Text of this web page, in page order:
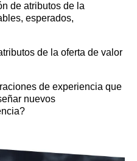
de atributos de la
esperados,
de la oferta de valor
de experiencia que
nuevos